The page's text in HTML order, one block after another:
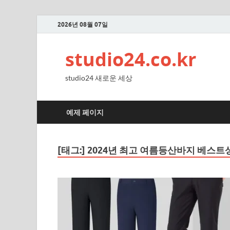
2026년 08월 07일
studio24.co.kr
studio24 새로운 세상
예제 페이지
[태그:] 2024년 최고 여름등산바지 베스트